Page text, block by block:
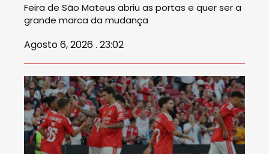
Feira de São Mateus abriu as portas e quer ser a
grande marca da mudança
Agosto 6, 2026 . 23:02